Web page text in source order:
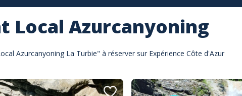
Local Azurcanyoning
Azurcanyoning La Turbie" à réserver sur Expérience Côte d'Azur